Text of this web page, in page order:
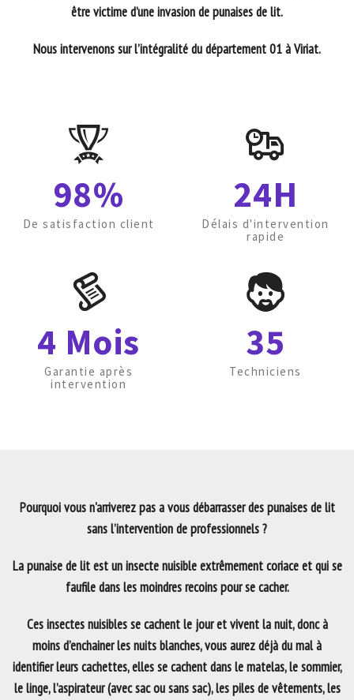
être victime d’une invasion de punaises de lit.
Nous intervenons sur l’intégralité du département 01 à Viriat.
98%
De satisfaction client
24H
Délais d'intervention
rapide
4 Mois
Garantie après
intervention
35
Techniciens
Pourquoi vous n'arriverez pas a vous débarrasser des punaises de lit
sans l’intervention de professionnels ?
La punaise de lit est un insecte nuisible extrêmement coriace et qui se
faufile dans les moindres recoins pour se cacher.
Ces insectes nuisibles se cachent le jour et vivent la nuit, donc à
moins d’enchainer les nuits blanches, vous aurez déjà du mal à
identifier leurs cachettes, elles se cachent dans le matelas, le sommier,
le linge, l’aspirateur (avec sac ou sans sac), les piles de vêtements, les